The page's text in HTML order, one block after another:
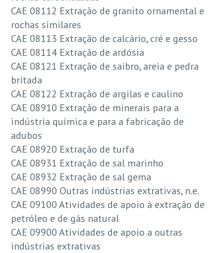
CAE 08112 Extração de granito ornamental e
rochas similares
CAE 08113 Extração de calcário, cré e gesso
CAE 08114 Extração de ardósia
CAE 08121 Extração de saibro, areia e pedra
britada
CAE 08122 Extração de argilas e caulino
CAE 08910 Extração de minerais para a
indústria química e para a fabricação de
adubos
CAE 08920 Extração de turfa
CAE 08931 Extração de sal marinho
CAE 08932 Extração de sal gema
CAE 08990 Outras indústrias extrativas, n.e.
CAE 09100 Atividades de apoio à extração de
petróleo e de gás natural
CAE 09900 Atividades de apoio a outras
indústrias extrativas